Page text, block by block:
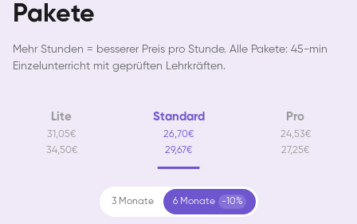
Pakete
Mehr Stunden = besserer Preis pro Stunde. Alle Pakete: 45-min
Einzelunterricht mit geprüften Lehrkräften.
Lite
31,05€
34,50€
Standard
26,70€
29,67€
Pro
24,53€
27,25€
3 Monate 6 Monate -10%